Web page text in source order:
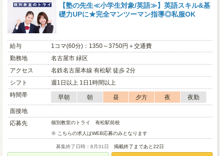
【塾の先生≪小学生対象/英語≫】英語スキル&基
礎力UPに★完全マンツーマン指導◎私服OK
給与
1コマ(60分)：1350～3750円＋交通費
勤務地
名古屋市 緑区
アクセス
名鉄名古屋本線 有松駅 徒歩 2分
シフト
週1日以上 1日1時間以上
時間帯
早朝 朝 昼 夕方 夜
夜勤
面接地
応募先
個別教室のトライ 有松駅前校
※ こちらの求人はWEB応募のみとなります
募集終了日時：8月31日 掲載終了まであと22日